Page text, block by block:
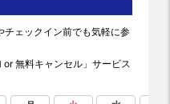
ェックイン前でも気軽に参
無料キャンセル」サービス